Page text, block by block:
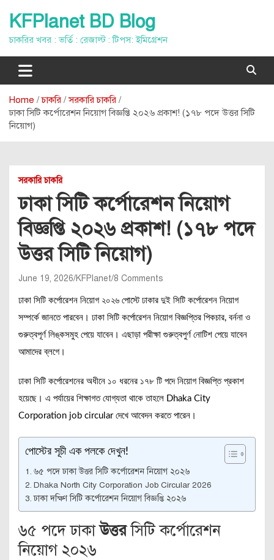
content
KFPlanet BD Blog
চাকরির খবর : ভর্তি : রেজাল্ট : টিপস: ইমিগ্রেশন
Home চাকরি
সরকারি চাকরি
ঢাকা সিটি কর্পোরেশন নিয়োগ বিজ্ঞপ্তি ২০২৬ প্রকাশ! (১৭৮ পদে উত্তর সিটি
নিয়োগ)
সরকারি চাকরি
ঢাকা সিটি কর্পোরেশন নিয়োগ
বিজ্ঞপ্তি ২০২৬ প্রকাশ! (১৭৮ পদে
উত্তর সিটি নিয়োগ)
June 19, 2026 KFPlanet 8 Comments
ঢাকা সিটি কর্পোরেশন নিয়োগ ২০২৬ পোস্টে ঢাকার দুই সিটি কর্পোরেশন নিয়োগ
সম্পর্কে জানতে পারবেন। ঢাকা সিটি কর্পোরেশন নিয়োগ বিজ্ঞপ্তির পিকচার, বর্ননা ও
গুরুত্বপূর্ণ লিঙ্কসমুহ পেয়ে যাবেন। এছাড়া পরীক্ষা গুরুত্বপুর্ণ নোটিশ পেয়ে যাবেন
আমাদের ব্লগে।
ঢাকা সিটি কর্পোরেশনের অধীনে ১০ ধরনের ১৭৮ টি পদে নিয়োগ বিজ্ঞপ্তি প্রকাশ
হয়েছে। এ পর্যায়ের শিক্ষাগত যোগ্যতা থাকে তাহলে Dhaka City
Corporation job circular দেখে আবেদন করতে পারেন।
পোস্টের সূচী এক পলকে দেখুন!
৬৫ পদে ঢাকা উত্তর সিটি কর্পোরেশন নিয়োগ ২০২৬
Dhaka North City Corporation Job Circular 2026
ঢাকা দক্ষিণ সিটি কর্পোরেশন নিয়োগ বিজ্ঞপ্তি ২০২৬
৬৫ পদে ঢাকাউত্তরসিটি কর্পোরেশন
নিয়োগ ২০২৬